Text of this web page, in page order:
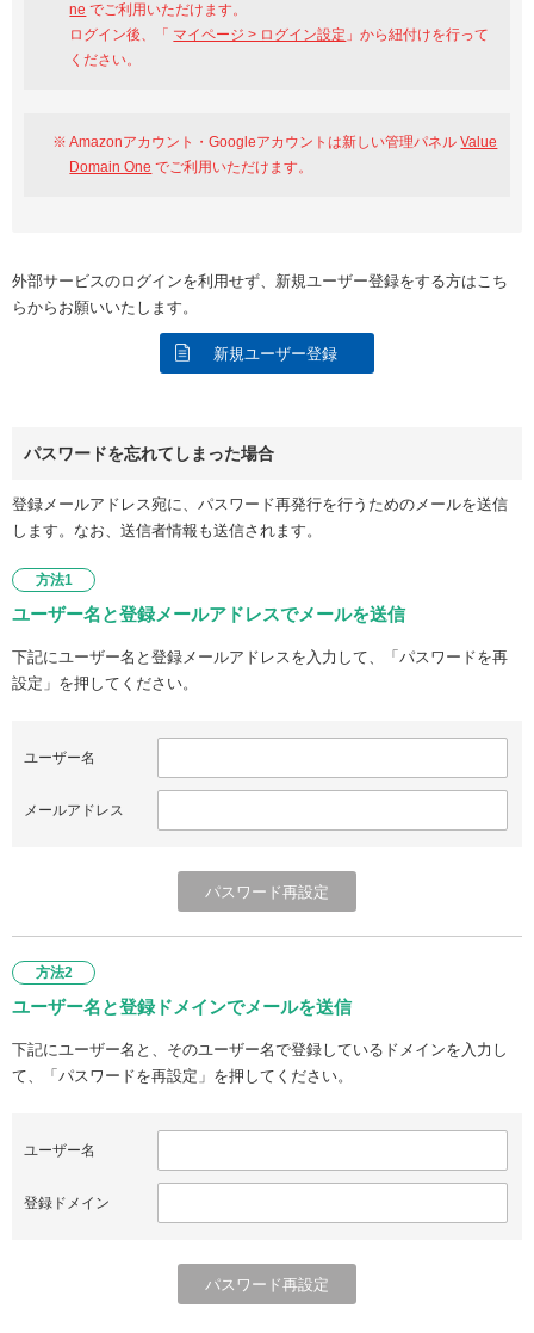
ne でご利用いただけます。
ログイン後、「 マイページ > ログイン設定 」から紐付けを行って
ください。
Amazonアカウント・Googleアカウントは新しい管理パネルValue
Domain One でご利用いただけます。
外部サービスのログインを利用せず、新規ユーザー登録をする方はこち
らからお願いいたします。
新規ユーザー登録
パスワードを忘れてしまった場合
登録メールアドレス宛に、パスワード再発行を行うためのメールを送信
します。なお、送信者情報も送信されます。
方法1
ユーザー名と登録メールアドレスでメールを送信
下記にユーザー名と登録メールアドレスを入力して、「パスワードを再
設定」を押してください。
ユーザー名
メールアドレス
方法2
ユーザー名と登録ドメインでメールを送信
下記にユーザー名と、そのユーザー名で登録しているドメインを入力し
て、「パスワードを再設定」を押してください。
ユーザー名
登録ドメイン